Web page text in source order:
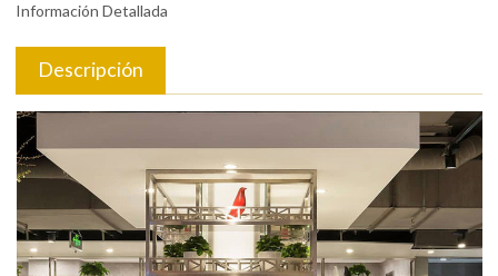
Información Detallada
Descripción